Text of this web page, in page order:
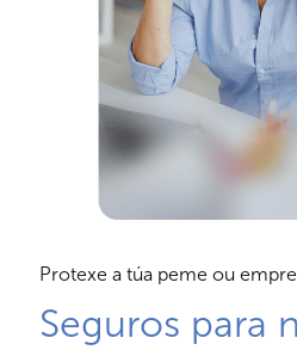
Protexe a túa peme ou
Seguros para